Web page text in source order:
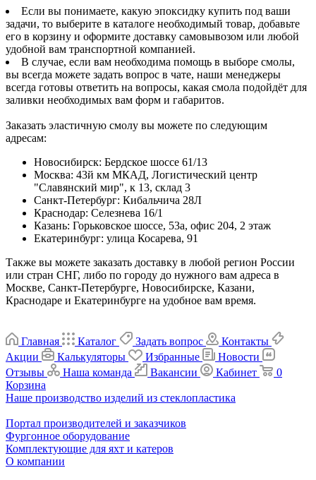
Если вы понимаете, какую эпоксидку купить под ваши
задачи, то выберите в каталоге необходимый товар, добавьте
его в корзину и оформите доставку самовывозом или любой
удобной вам транспортной компанией.
В случае, если вам необходима помощь в выборе смолы,
вы всегда можете задать вопрос в чате, наши менеджеры
всегда готовы ответить на вопросы, какая смола подойдёт для
заливки необходимых вам форм и габаритов.
Заказать эластичную смолу вы можете по следующим
адресам:
Новосибирск: Бердское шоссе 61/13
Москва: 43й км МКАД, Логистический центр
"Славянский мир", к 13, склад 3
Санкт-Петербург: Кибальчича 28Л
Краснодар: Селезнева 16/1
Казань: Горьковское шоссе, 53а, офис 204, 2 этаж
Екатеринбург: улица Косарева, 91
Также вы можете заказать доставку в любой регион России
или стран СНГ, либо по городу до нужного вам адреса в
Москве, Санкт-Петербурге, Новосибирске, Казани,
Краснодаре и Екатеринбурге на удобное вам время.
Главная Каталог Задать вопрос
Контакты
Акции
Калькуляторы Избранные
Новости
Отзывы
Наша команда Вакансии Кабинет
0
Корзина
Наше производство изделий из стеклопластика
Портал производителей и заказчиков
Фургонное оборудование
Комплектующие для яхт и катеров
О компании